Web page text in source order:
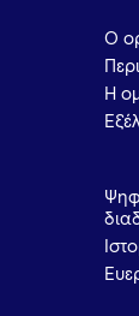
Ο
Η